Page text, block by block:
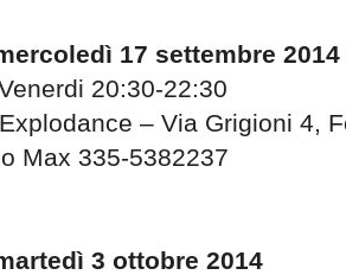
17 settembre 2014
20:30-22:30
– Via Grigioni 4,
Max 335-5382237
3 ottobre 2014